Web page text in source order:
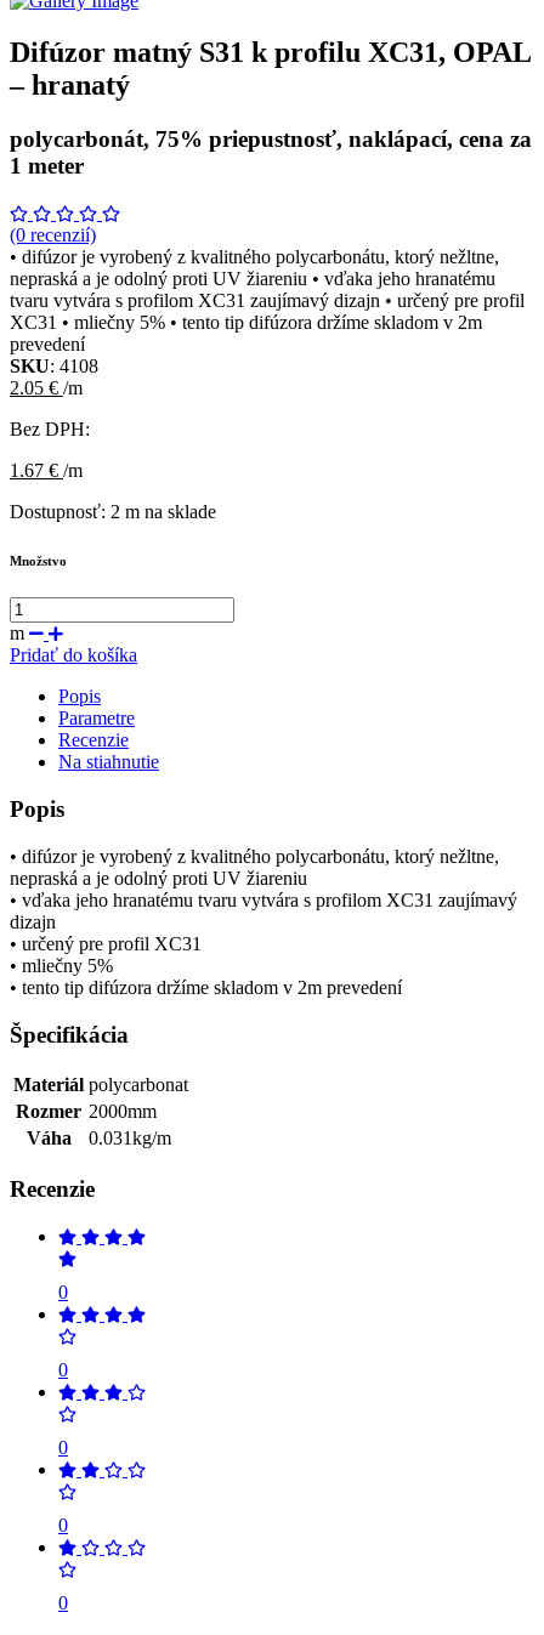
Difúzor matný S31 k profilu XC31, OPAL
– hranatý
polycarbonát, 75% priepustnosť, naklápací, cena za
1 meter
(0 recenzií)
• difúzor je vyrobený z kvalitného polycarbonátu, ktorý nežltne,
nepraská a je odolný proti UV žiareniu • vďaka jeho hranatému
tvaru vytvára s profilom XC31 zaujímavý dizajn • určený pre profil
XC31 • mliečny 5% • tento tip difúzora držíme skladom v 2m
prevedení
SKU: 4108
2.05 € /m
Bez DPH:
1.67 € /m
Dostupnosť: 2 m na sklade
Množstvo
m
Pridať do košíka
Popis
Parametre
Recenzie
Na stiahnutie
Popis
• difúzor je vyrobený z kvalitného polycarbonátu, ktorý nežltne,
nepraská a je odolný proti UV žiareniu
• vďaka jeho hranatému tvaru vytvára s profilom XC31 zaujímavý
dizajn
• určený pre profil XC31
• mliečny 5%
• tento tip difúzora držíme skladom v 2m prevedení
Špecifikácia
Materiál polycarbonat
Rozmer 2000mm
Váha
0.031kg/m
Recenzie
0
0
0
0
0